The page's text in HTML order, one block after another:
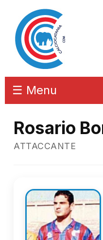
☰ Menu
Rosario
ATTACCANTE